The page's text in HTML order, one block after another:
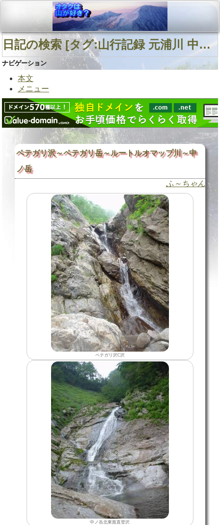
日記の検索 [タグ:山行記録 元浦川 中ノ岳 ペテガリ沢C沢] 01～01(01件中)
ナビゲーション
本文
メニュー
ペテガリ沢～ペテガリ岳～ルートルオマップ川～中
ノ岳
ふ～ちゃん
ペテガリ沢C沢
中ノ岳北東面直登沢